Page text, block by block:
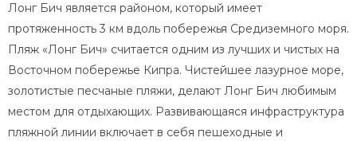
Лонг Бич является районом, который имеет
протяженность 3 км вдоль побережья Средиземного моря.
Пляж «Лонг Бич» считается одним из лучших и чистых на
Восточном побережье Кипра. Чистейшее лазурное море,
золотистые песчаные пляжи, делают Лонг Бич любимым
местом для отдыхающих. Развивающаяся инфраструктура
пляжной линии включает в себя пешеходные и